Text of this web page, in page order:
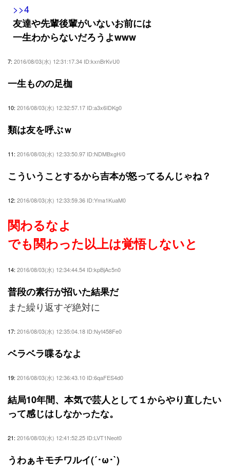
>>4
友達や先輩後輩がいないお前には
一生わからないだろうよwww
7: 2016/08/03(水) 12:31:17.34 ID:kxnBrKvU0
一生ものの足枷
10: 2016/08/03(水) 12:32:57.17 ID:a3x6IDKg0
類は友を呼ぶｗ
11: 2016/08/03(水) 12:33:50.97 ID:NDMBxgH/0
こういうことするから吉本が怒ってるんじゃね？
12: 2016/08/03(水) 12:33:59.36 ID:Yma1KuaM0
関わるなよ
でも関わった以上は覚悟しないと
14: 2016/08/03(水) 12:34:44.54 ID:kpBjAc5n0
普段の素行が招いた結果だ
また繰り返すぞ絶対に
17: 2016/08/03(水) 12:35:04.18 ID:Nyt458Fe0
ベラベラ喋るなよ
19: 2016/08/03(水) 12:36:43.10 ID:6qaFES4d0
結局10年間、本気で芸人として１からやり直したい
って感じはしなかったな。
21: 2016/08/03(水) 12:41:52.25 ID:LVT1Neot0
うわぁキモチワルイ(´･ω･`)